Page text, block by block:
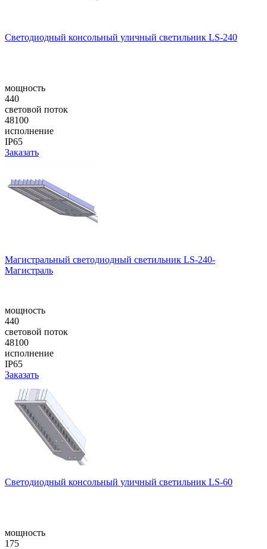
Cветодиодный консольный уличный cветильник LS-240
мощность
440
световой поток
48100
исполнение
IP65
Заказать
Магистральный светодиодный светильник LS-240-
Магистраль
мощность
440
световой поток
48100
исполнение
IP65
Заказать
Cветодиодный консольный уличный cветильник LS-60
мощность
175